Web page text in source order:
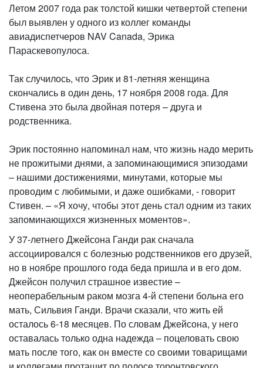
Летом 2007 года рак толстой кишки четвертой степени
был выявлен у одного из коллег команды
авиадиспетчеров NAV Canada, Эрика
Параскевопулоса.
Так случилось, что Эрик и 81-летняя женщина
скончались в один день, 17 ноября 2008 года. Для
Стивена это была двойная потеря – друга и
родственника.
Эрик постоянно напоминал нам, что жизнь надо мерить
не прожитыми днями, а запоминающимися эпизодами
– нашими достижениями, минутами, которые мы
проводим с любимыми, и даже ошибками, - говорит
Стивен. – «Я хочу, чтобы этот день стал одним из таких
запоминающихся жизненных моментов».
У 37-летнего Джейсона Ганди рак сначала
ассоциировался с болезнью родственников его друзей,
но в ноябре прошлого года беда пришла и в его дом.
Джейсон получил страшное известие –
неоперабельным раком мозга 4-й степени больна его
мать, Сильвия Ганди. Врачи сказали, что жить ей
осталось 6-18 месяцев. По словам Джейсона, у него
оставалась только одна надежда – поцеловать свою
мать после того, как он вместе со своими товарищами